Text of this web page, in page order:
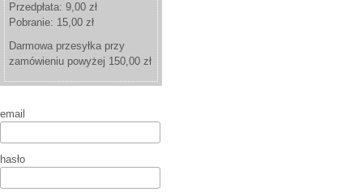
Przedpłata: 9,00 zł
Pobranie: 15,00 zł
Darmowa przesyłka przy
zamówieniu powyżej 150,00 zł
email
hasło